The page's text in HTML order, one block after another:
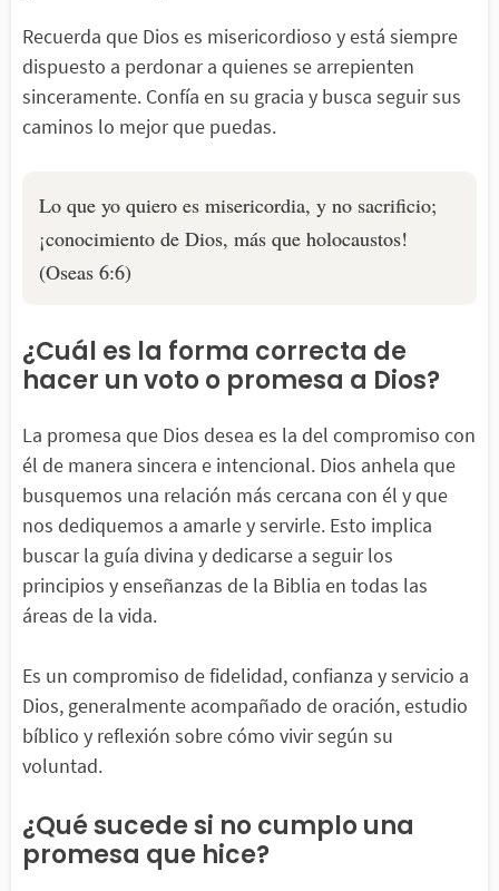
Recuerda que Dios es misericordioso y está siempre
dispuesto a perdonar a quienes se arrepienten
sinceramente. Confía en su gracia y busca seguir sus
caminos lo mejor que puedas.
Lo que yo quiero es misericordia, y no sacrificio;
¡conocimiento de Dios, más que holocaustos!
(Oseas 6:6)
¿Cuál es la forma correcta de
hacer un voto o promesa a Dios?
La promesa que Dios desea es la del compromiso con
él de manera sincera e intencional. Dios anhela que
busquemos una relación más cercana con él y que
nos dediquemos a amarle y servirle. Esto implica
buscar la guía divina y dedicarse a seguir los
principios y enseñanzas de la Biblia en todas las
áreas de la vida.
Es un compromiso de fidelidad, confianza y servicio a
Dios, generalmente acompañado de oración, estudio
bíblico y reflexión sobre cómo vivir según su
voluntad.
¿Qué sucede si no cumplo una
promesa que hice?